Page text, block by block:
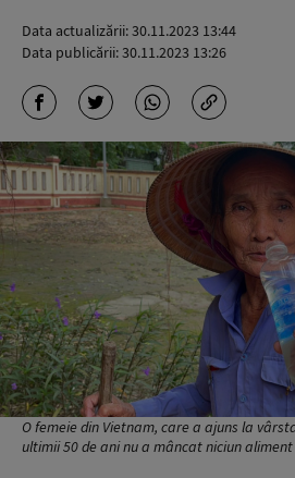
Data actualizării:30.11.2023 13:44
Data publicării:30.11.2023 13:26
O femeie din Vietnam, care a ajuns la
ultimii 50 de ani nu a mâncat niciun